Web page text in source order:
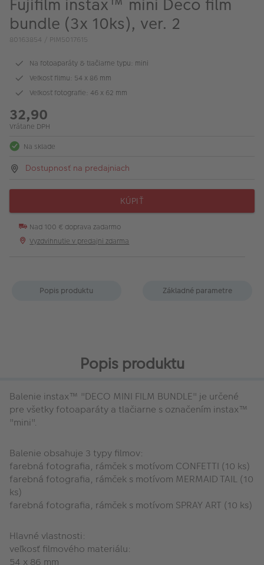
Fujifilm instax™ mini Deco film
bundle (3x 10ks), ver. 2
80163854 / PIM5017615
Na fotoaparáty & tlačiarne typu: mini
Veľkosť filmu: 54 x 86 mm
Veľkosť fotografie: 46 x 62 mm
32,90
Vrátane DPH
Na sklade
Dostupnosť na predajniach
KÚPIŤ
Nad 100 € doprava zadarmo
Vyzdvihnutie v predajni zdarma
Popis produktu Základné parametre
Popis produktu
Balenie instax™ "DECO MINI FILM BUNDLE" je určené
pre všetky fotoaparáty a tlačiarne s označením instax™
"mini".
Balenie obsahuje 3 typy filmov:
farebná fotografia, rámček s motívom CONFETTI (10 ks)
farebná fotografia, rámček s motívom MERMAID TAIL (10
ks)
farebná fotografia, rámček s motívom SPRAY ART (10 ks)
Hlavné vlastnosti:
veľkosť filmového materiálu:
54 x 86 mm